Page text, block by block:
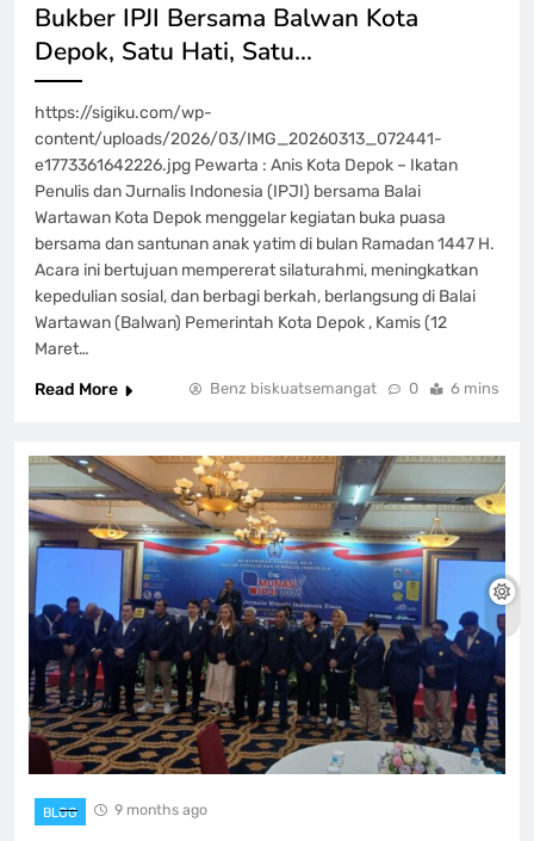
Bukber IPJI Bersama Balwan Kota
Depok, Satu Hati, Satu…
https://sigiku.com/wp-
content/uploads/2026/03/IMG_20260313_072441-
e1773361642226.jpg Pewarta : Anis Kota Depok – Ikatan
Penulis dan Jurnalis Indonesia (IPJI) bersama Balai
Wartawan Kota Depok menggelar kegiatan buka puasa
bersama dan santunan anak yatim di bulan Ramadan 1447 H.
Acara ini bertujuan mempererat silaturahmi, meningkatkan
kepedulian sosial, dan berbagi berkah, berlangsung di Balai
Wartawan (Balwan) Pemerintah Kota Depok , Kamis (12
Maret…
Read More
Benz biskuatsemangat 0 6 mins
BLOG 9 months ago